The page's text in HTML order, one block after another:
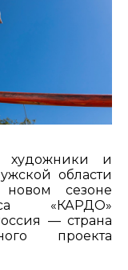
художники и
области
сезоне
«КАРДО»
— страна
проекта